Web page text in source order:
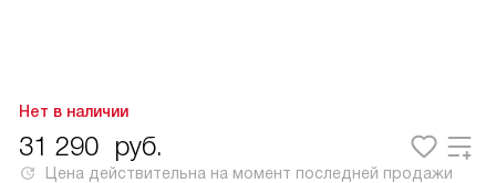
Нет в наличии
31 290 руб.
Цена действительна на момент последней продажи